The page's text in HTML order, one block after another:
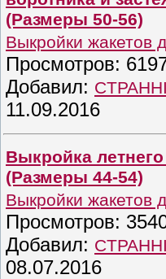
(Размеры 50-56)
Выкройки жакетов
Просмотров:
Добавил:
11.09.2016
Выкройка
(Размеры 44-54)
Выкройки жакетов
Просмотров:
Добавил:
08.07.2016